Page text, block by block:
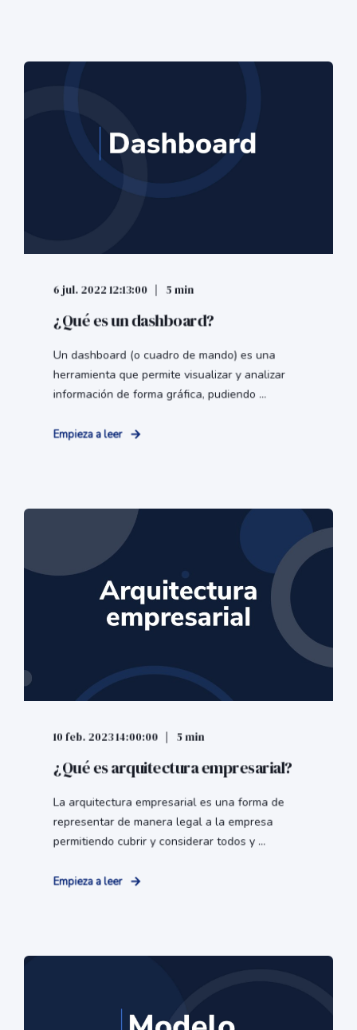
6 jul. 2022 12:13:00 5 min
¿Qué es un dashboard?
Un dashboard (o cuadro de mando) es una
herramienta que permite visualizar y analizar
información de forma gráfica, pudiendo ...
Empieza a leer
10 feb. 2023 14:00:00 5 min
¿Qué es arquitectura empresarial?
La arquitectura empresarial es una forma de
representar de manera legal a la empresa
permitiendo cubrir y considerar todos y ...
Empieza a leer